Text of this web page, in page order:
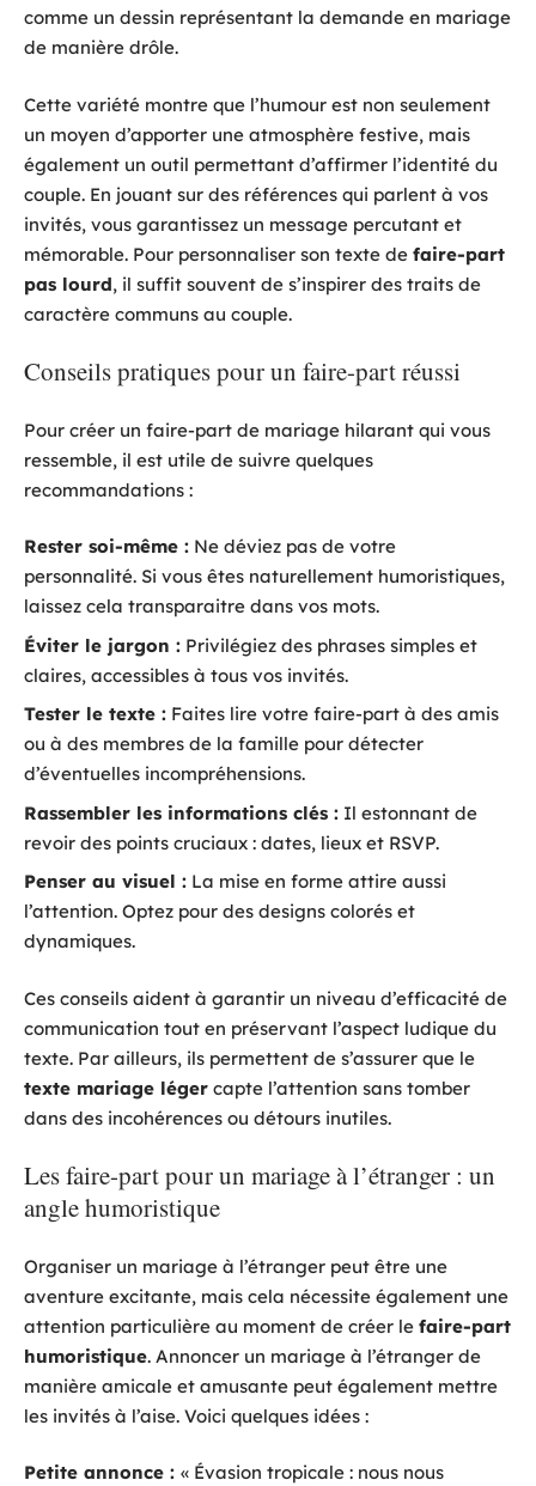
comme un dessin représentant la demande en mariage
de manière drôle.
Cette variété montre que l’humour est non seulement
un moyen d’apporter une atmosphère festive, mais
également un outil permettant d’affirmer l’identité du
couple. En jouant sur des références qui parlent à vos
invités, vous garantissez un message percutant et
mémorable. Pour personnaliser son texte de faire-part
pas lourd, il suffit souvent de s’inspirer des traits de
caractère communs au couple.
Conseils pratiques pour un faire-part réussi
Pour créer un faire-part de mariage hilarant qui vous
ressemble, il est utile de suivre quelques
recommandations :
Rester soi-même : Ne déviez pas de votre
personnalité. Si vous êtes naturellement humoristiques,
laissez cela transparaitre dans vos mots.
Éviter le jargon : Privilégiez des phrases simples et
claires, accessibles à tous vos invités.
Tester le texte : Faites lire votre faire-part à des amis
ou à des membres de la famille pour détecter
d’éventuelles incompréhensions.
Rassembler les informations clés : Il estonnant de
revoir des points cruciaux : dates, lieux et RSVP.
Penser au visuel : La mise en forme attire aussi
l’attention. Optez pour des designs colorés et
dynamiques.
Ces conseils aident à garantir un niveau d’efficacité de
communication tout en préservant l’aspect ludique du
texte. Par ailleurs, ils permettent de s’assurer que le
texte mariage léger capte l’attention sans tomber
dans des incohérences ou détours inutiles.
Les faire-part pour un mariage à l’étranger : un
angle humoristique
Organiser un mariage à l’étranger peut être une
aventure excitante, mais cela nécessite également une
attention particulière au moment de créer le faire-part
humoristique. Annoncer un mariage à l’étranger de
manière amicale et amusante peut également mettre
les invités à l’aise. Voici quelques idées :
Petite annonce : « Évasion tropicale : nous nous